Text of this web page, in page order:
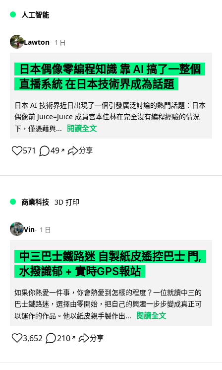
人工智能
Lawton 1 日
日本偶像零編程知識 靠 AI 搞了一整個
直播系統 在日本技術界成為話題
日本 AI 技術界近日出現了一個引發廣泛討論的熱門話題：日本
偶像前 Juice=Juice 成員宮本佳林在完全沒有編程經驗的情況
下，僅憑藉與...
閱讀全文
571 49 ↗ 分享
商業科技 3D 打印
Vin 1 日
中三巴士鐵路迷 自製紙皮遙控巴士 門,
水撥識郁 + 實時GPS報站
如果你熱愛一件事，你會熱愛到怎樣的程度？一位就讀中三的
巴士鐵路迷，選擇由零開始，把自己的興趣一步步變成真正可
以運作的作品。他以紙皮親手製作出...
閱讀全文
3,652 210 ↗ 分享